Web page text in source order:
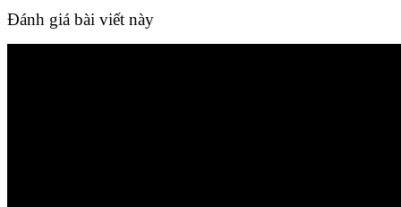
Đánh giá bài viết này